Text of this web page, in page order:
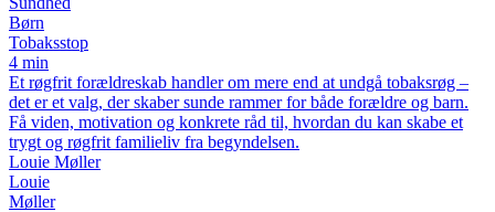
Børn
Tobaksstop
4 min
Et røgfrit forældreskab handler om mere end at undgå tobaksrøg –
det er et valg, der skaber sunde rammer for både forældre og barn.
Få viden, motivation og konkrete råd til, hvordan du kan skabe et
trygt og røgfrit familieliv fra begyndelsen.
Louie Møller
Louie
Møller